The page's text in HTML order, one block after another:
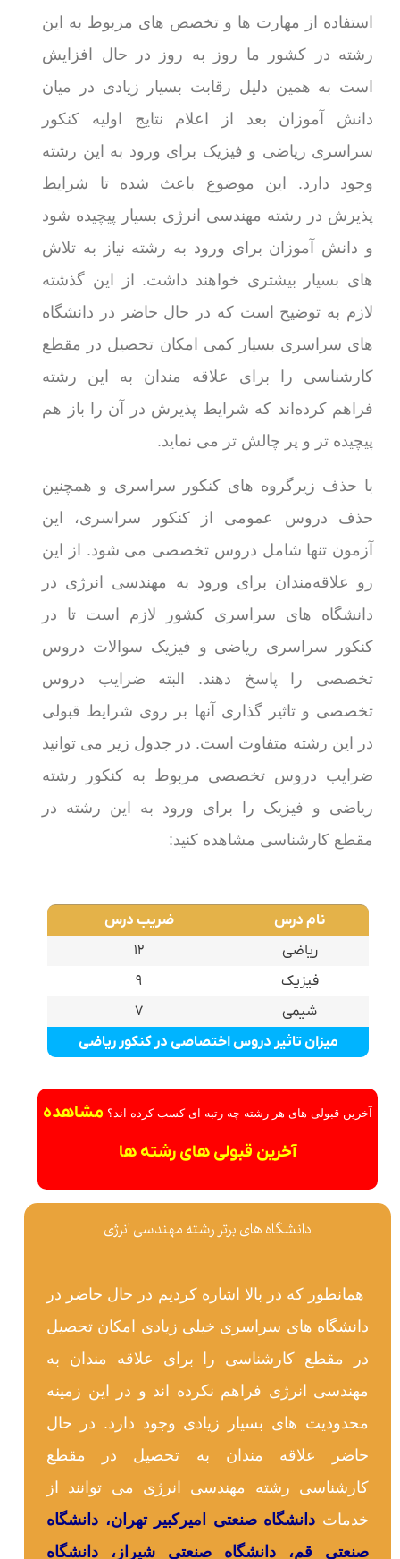
استفاده از مهارت ها و تخصص های مربوط به این
رشته در کشور ما روز به روز در حال افزایش
است به همین دلیل رقابت بسیار زیادی در میان
دانش آموزان بعد از اعلام نتایج اولیه کنکور
سراسری ریاضی و فیزیک برای ورود به این رشته
وجود دارد. این موضوع باعث شده تا شرایط
پذیرش در رشته مهندسی انرژی بسیار پیچیده شود
و دانش آموزان برای ورود به رشته نیاز به تلاش
های بسیار بیشتری خواهند داشت. از این گذشته
لازم به توضیح است که در حال حاضر در دانشگاه
های سراسری بسیار کمی امکان تحصیل در مقطع
کارشناسی را برای علاقه مندان به این رشته
فراهم کرده‌اند که شرایط پذیرش در آن را باز هم
پیچیده تر و پر چالش تر می نماید.
با حذف زیرگروه های کنکور سراسری و همچنین
حذف دروس عمومی از کنکور سراسری، این
آزمون تنها شامل دروس تخصصی می شود. از این
رو علاقه‌مندان برای ورود به مهندسی انرژی در
دانشگاه های سراسری کشور لازم است تا در
کنکور سراسری ریاضی و فیزیک سوالات دروس
تخصصی را پاسخ دهند. البته ضرایب دروس
تخصصی و تاثیر گذاری آنها بر روی شرایط قبولی
در این رشته متفاوت است. در جدول زیر می توانید
ضرایب دروس تخصصی مربوط به کنکور رشته
ریاضی و فیزیک را برای ورود به این رشته در
مقطع کارشناسی مشاهده کنید:
نام درس ضریب درس
میزان تاثیر دروس اختصاصی در کنکور ریاضی
ریاضی
۱۲
فیزیک
۹
شیمی
۷
آخرین قبولی های هر رشته چه رتبه ای کسب کرده اند؟ مشاهده
آخرین قبولی های رشته ها
دانشگاه های برتر رشته مهندسی انرژی
همانطور که در بالا اشاره کردیم در حال حاضر در
دانشگاه های سراسری خیلی زیادی امکان تحصیل
در مقطع کارشناسی را برای علاقه مندان به
مهندسی انرژی فراهم نکرده اند و در این زمینه
محدودیت های بسیار زیادی وجود دارد. در حال
حاضر علاقه مندان به تحصیل در مقطع
کارشناسی رشته مهندسی انرژی می توانند از
خدمات دانشگاه صنعتی امیرکبیر تهران، دانشگاه
صنعتی قم، دانشگاه صنعتی شیراز، دانشگاه